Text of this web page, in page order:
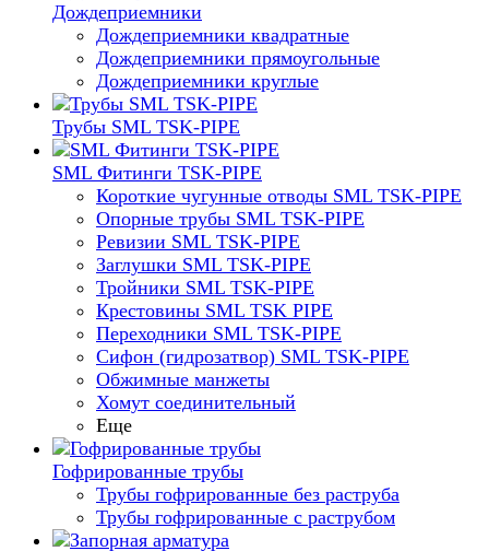
Дождеприемники
Дождеприемники квадратные
Дождеприемники прямоугольные
Дождеприемники круглые
Трубы SML TSK-PIPE
SML Фитинги TSK-PIPE
Короткие чугунные отводы SML TSK-PIPE
Опорные трубы SML TSK-PIPE
Ревизии SML TSK-PIPE
Заглушки SML TSK-PIPE
Тройники SML TSK-PIPE
Крестовины SML TSK PIPE
Переходники SML TSK-PIPE
Сифон (гидрозатвор) SML TSK-PIPE
Обжимные манжеты
Хомут соединительный
Еще
Гофрированные трубы
Трубы гофрированные без раструба
Трубы гофрированные с раструбом